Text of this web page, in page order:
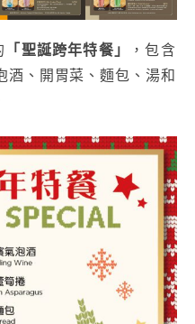
「聖誕跨年特餐」
，包含
酒、開胃菜、麵包、湯和